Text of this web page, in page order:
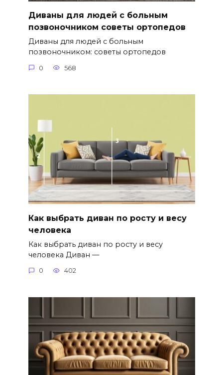
Диваны для людей с больным
позвоночником советы ортопедов
Диваны для людей с больным
позвоночником: советы ортопедов
0 568
Как выбрать диван по росту и весу
человека
Как выбрать диван по росту и весу
человека Диван —
0 402